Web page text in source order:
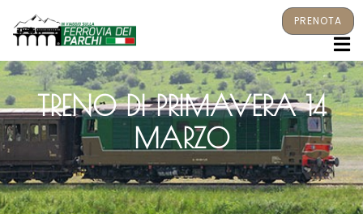
PRENOTA
TRENO DI PRIMAVERA 14
MARZO